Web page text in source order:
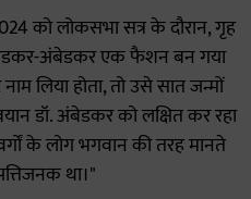
को लोकसभा सत्र के दौरान, गृह
अंबेडकर एक फैशन बन गया
लिया होता, तो उसे सात जन्मों
डॉ. अंबेडकर को लक्षित कर रहा
के लोग भगवान की तरह मानते
था।"